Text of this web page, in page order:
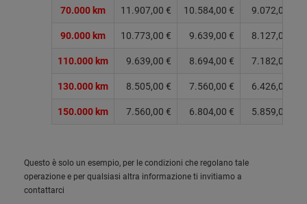
70.000 km 11.907,00 € 10.584,00 € 9.072,00 €
90.000 km 10.773,00 € 9.639,00 € 8.127,00 €
110.000 km 9.639,00 € 8.694,00 € 7.182,00 €
130.000 km 8.505,00 € 7.560,00 € 6.426,00 €
150.000 km 7.560,00 € 6.804,00 € 5.859,00 €
Questo è solo un esempio, per le condizioni che regolano tale
operazione e per qualsiasi altra informazione ti invitiamo a
contattarci